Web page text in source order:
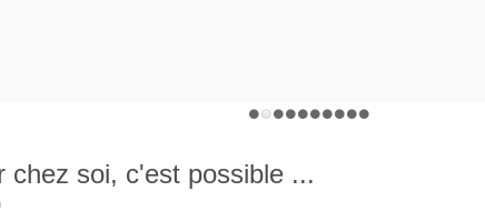
chez soi, c'est possible ...